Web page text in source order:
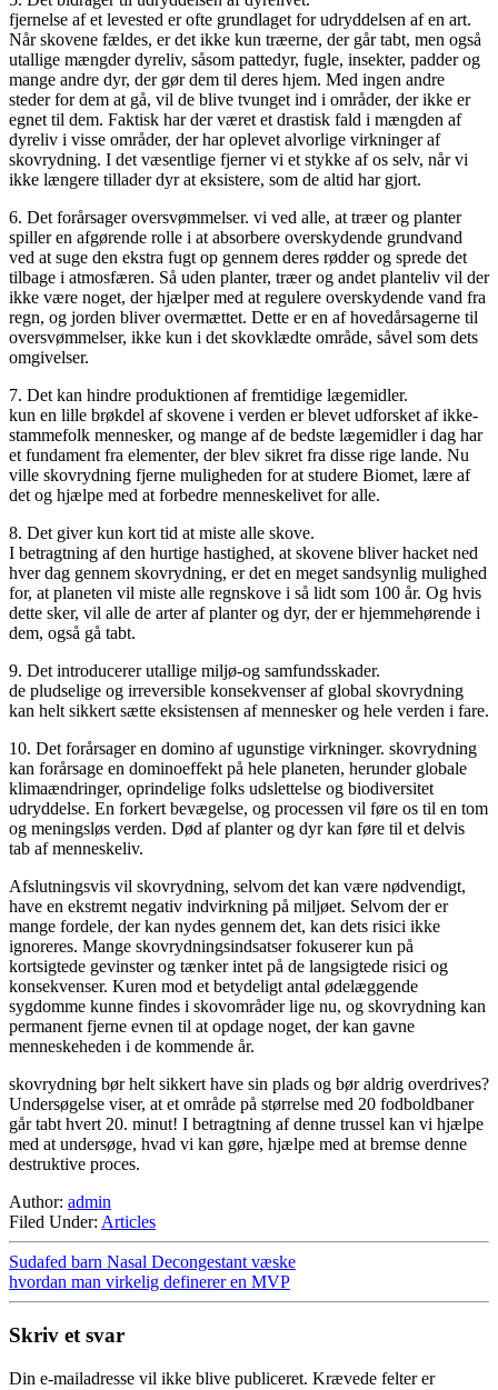
fjernelse af et levested er ofte grundlaget for udryddelsen af en art.
Når skovene fældes, er det ikke kun træerne, der går tabt, men også
utallige mængder dyreliv, såsom pattedyr, fugle, insekter, padder og
mange andre dyr, der gør dem til deres hjem. Med ingen andre
steder for dem at gå, vil de blive tvunget ind i områder, der ikke er
egnet til dem. Faktisk har der været et drastisk fald i mængden af
dyreliv i visse områder, der har oplevet alvorlige virkninger af
skovrydning. I det væsentlige fjerner vi et stykke af os selv, når vi
ikke længere tillader dyr at eksistere, som de altid har gjort.
6. Det forårsager oversvømmelser. vi ved alle, at træer og planter
spiller en afgørende rolle i at absorbere overskydende grundvand
ved at suge den ekstra fugt op gennem deres rødder og sprede det
tilbage i atmosfæren. Så uden planter, træer og andet planteliv vil der
ikke være noget, der hjælper med at regulere overskydende vand fra
regn, og jorden bliver overmættet. Dette er en af hovedårsagerne til
oversvømmelser, ikke kun i det skovklædte område, såvel som dets
omgivelser.
7. Det kan hindre produktionen af fremtidige lægemidler.
kun en lille brøkdel af skovene i verden er blevet udforsket af ikke-
stammefolk mennesker, og mange af de bedste lægemidler i dag har
et fundament fra elementer, der blev sikret fra disse rige lande. Nu
ville skovrydning fjerne muligheden for at studere Biomet, lære af
det og hjælpe med at forbedre menneskelivet for alle.
8. Det giver kun kort tid at miste alle skove.
I betragtning af den hurtige hastighed, at skovene bliver hacket ned
hver dag gennem skovrydning, er det en meget sandsynlig mulighed
for, at planeten vil miste alle regnskove i så lidt som 100 år. Og hvis
dette sker, vil alle de arter af planter og dyr, der er hjemmehørende i
dem, også gå tabt.
9. Det introducerer utallige miljø-og samfundsskader.
de pludselige og irreversible konsekvenser af global skovrydning
kan helt sikkert sætte eksistensen af mennesker og hele verden i fare.
10. Det forårsager en domino af ugunstige virkninger. skovrydning
kan forårsage en dominoeffekt på hele planeten, herunder globale
klimaændringer, oprindelige folks udslettelse og biodiversitet
udryddelse. En forkert bevægelse, og processen vil føre os til en tom
og meningsløs verden. Død af planter og dyr kan føre til et delvis
tab af menneskeliv.
Afslutningsvis vil skovrydning, selvom det kan være nødvendigt,
have en ekstremt negativ indvirkning på miljøet. Selvom der er
mange fordele, der kan nydes gennem det, kan dets risici ikke
ignoreres. Mange skovrydningsindsatser fokuserer kun på
kortsigtede gevinster og tænker intet på de langsigtede risici og
konsekvenser. Kuren mod et betydeligt antal ødelæggende
sygdomme kunne findes i skovområder lige nu, og skovrydning kan
permanent fjerne evnen til at opdage noget, der kan gavne
menneskeheden i de kommende år.
skovrydning bør helt sikkert have sin plads og bør aldrig overdrives?
Undersøgelse viser, at et område på størrelse med 20 fodboldbaner
går tabt hvert 20. minut! I betragtning af denne trussel kan vi hjælpe
med at undersøge, hvad vi kan gøre, hjælpe med at bremse denne
destruktive proces.
Author: admin
Filed Under: Articles
Sudafed barn Nasal Decongestant væske
hvordan man virkelig definerer en MVP
Skriv et svar
Din e-mailadresse vil ikke blive publiceret. Krævede felter er